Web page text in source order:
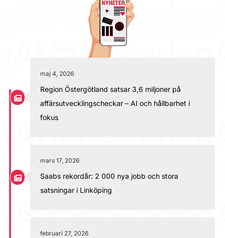
maj 4, 2026
Region Östergötland satsar 3,6 miljoner på
affärsutvecklingscheckar – AI och hållbarhet i
fokus
mars 17, 2026
Saabs rekordår: 2 000 nya jobb och stora
satsningar i Linköping
februari 27, 2026